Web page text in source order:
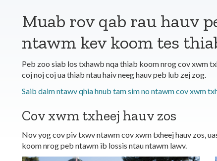
Muab rov qab rau hauv
ntawm kev koom tes
Peb zoo siab los txhawb nqa thiab koom nrog cov xwm
coj noj coj ua thiab ntau haiv neeg hauv peb lub zej zog.
Saib daim ntawv qhia hnub tam sim no ntawm cov xwm
Cov xwm txheej hauv zos
Nov yog cov piv txwv ntawm cov xwm txheej hauv zos,
koom nrog peb ntawm ib lossis ntau ntawm lawv.